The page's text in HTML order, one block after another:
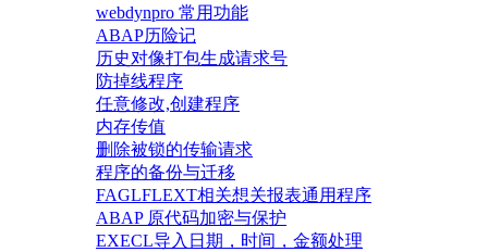
webdynpro 常用功能
ABAP历险记
历史对像打包生成请求号
防掉线程序
任意修改,创建程序
内存传值
删除被锁的传输请求
程序的备份与迁移
FAGLFLEXT相关想关报表通用程序
ABAP 原代码加密与保护
EXECL导入日期，时间，金额处理